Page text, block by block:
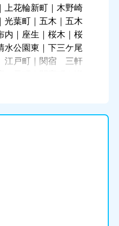
上花輪新町｜木野崎
光葉町｜五木｜五木
内｜座生｜桜木｜桜
水公園東｜下三ケ尾
江戸町｜関宿 三軒
野｜鶴奉｜中里｜
高野｜西三ケ尾｜新